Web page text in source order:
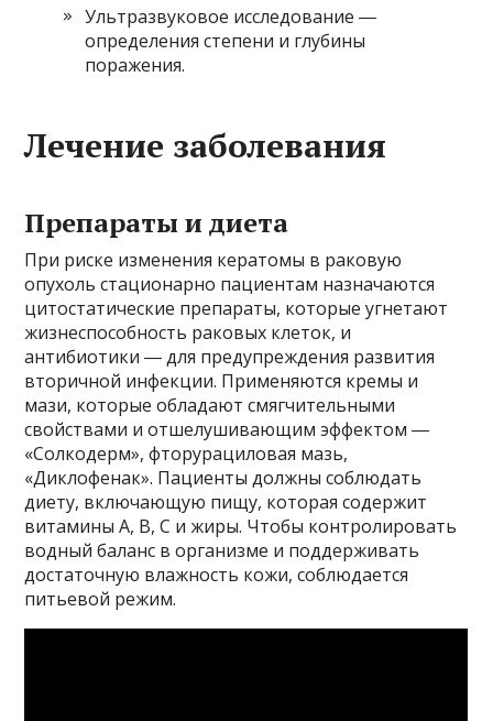
Ультразвуковое исследование ―
определения степени и глубины
поражения.
Лечение заболевания
Препараты и диета
При риске изменения кератомы в раковую
опухоль стационарно пациентам назначаются
цитостатические препараты, которые угнетают
жизнеспособность раковых клеток, и
антибиотики ― для предупреждения развития
вторичной инфекции. Применяются кремы и
мази, которые обладают смягчительными
свойствами и отшелушивающим эффектом ―
«Солкодерм», фторурациловая мазь,
«Диклофенак». Пациенты должны соблюдать
диету, включающую пищу, которая содержит
витамины А, В, С и жиры. Чтобы контролировать
водный баланс в организме и поддерживать
достаточную влажность кожи, соблюдается
питьевой режим.